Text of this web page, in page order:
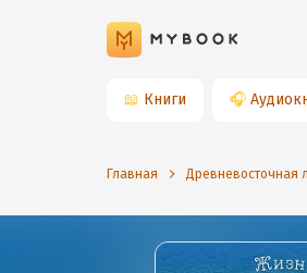
📖 Книги 🎧
Главная Древневосточная